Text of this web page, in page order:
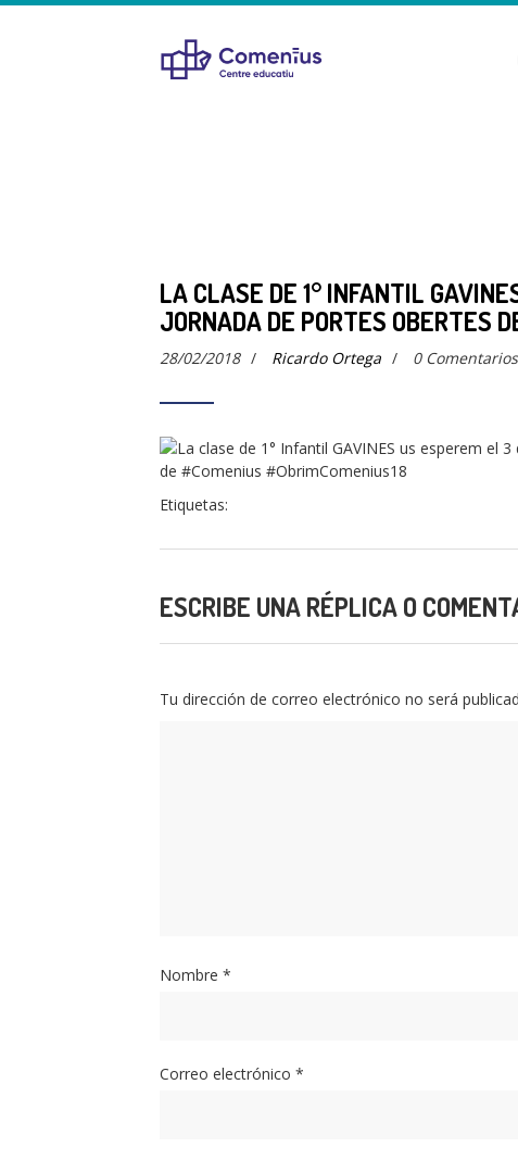
LA CLASE DE 1° INFANTIL
JORNADA DE PORTES OBERTES
28/02/2018 / Ricardo Ortega / 0 Comentarios
Etiquetas:
ESCRIBE UNA RÉPLICA O
Tu dirección de correo electrónico no será
Nombre *
Correo electrónico *